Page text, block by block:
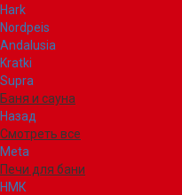
Hark
Nordpeis
Andalusia
Kratki
Supra
Баня и сауна
Назад
Смотреть все
Meta
Печи для бани
НМК